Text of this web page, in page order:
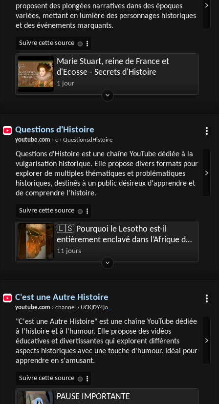
proposent des plongées narratives dans des époques
variées, mettant en lumière des personnages historiques
et des événements marquants.
Marie Stuart, reine de France et
d'Ecosse - Secrets d'Histoire
1 jour
Questions d'Histoire
youtube.com › c › QuestionsdHistoire
Questions d'Histoire est une chaîne YouTube dédiée à la
vulgarisation historique. Elle propose divers formats pour
explorer de multiples thématiques et problématiques
historiques, destinés à un public désireux d'apprendre et
de comprendre l'histoire.
🇱🇸 Pourquoi le Lesotho est-il
entièrement enclavé dans l’Afrique du
Sud ?
11 jours
C'est une Autre Histoire
youtube.com › channel › UCKjDY4joMPcoRMmd-G1yz1Q
"C'est une Autre Histoire" est une chaîne YouTube dédiée
à l'histoire et à l'humour. Elle propose des vidéos
éducatives et divertissantes qui explorent différents
aspects historiques avec une touche d'humour. Idéal pour
apprendre en s'amusant.
PAUSE IMPORTANTE